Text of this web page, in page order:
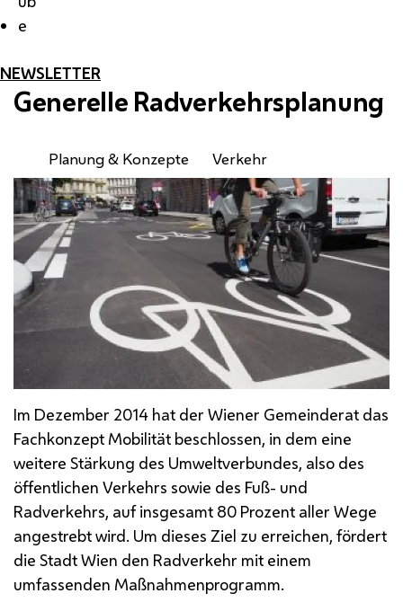
e
NEWSLETTER
Generelle Radverkehrsplanung
Planung & Konzepte Verkehr
Im Dezember 2014 hat der Wiener Gemeinderat das
Fachkonzept Mobilität beschlossen, in dem eine
weitere Stärkung des Umweltverbundes, also des
öffentlichen Verkehrs sowie des Fuß- und
Radverkehrs, auf insgesamt 80 Prozent aller Wege
angestrebt wird. Um dieses Ziel zu erreichen, fördert
die Stadt Wien den Radverkehr mit einem
umfassenden Maßnahmenprogramm.